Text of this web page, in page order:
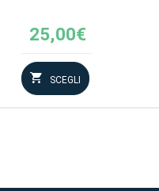
25,00€
SCEGLI